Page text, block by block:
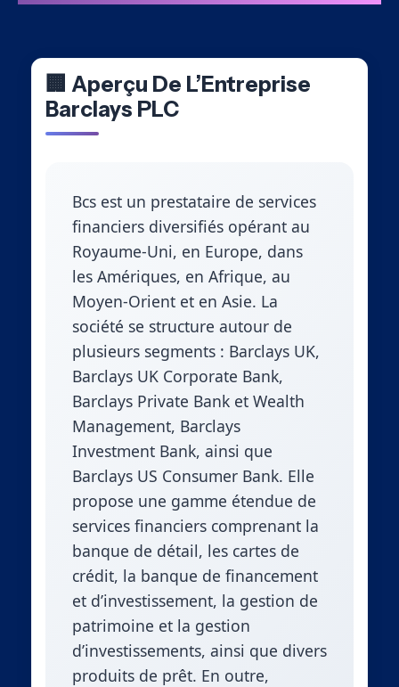
🏢 Aperçu De L’Entreprise
Barclays PLC
Bcs est un prestataire de services
financiers diversifiés opérant au
Royaume-Uni, en Europe, dans
les Amériques, en Afrique, au
Moyen-Orient et en Asie. La
société se structure autour de
plusieurs segments : Barclays UK,
Barclays UK Corporate Bank,
Barclays Private Bank et Wealth
Management, Barclays
Investment Bank, ainsi que
Barclays US Consumer Bank. Elle
propose une gamme étendue de
services financiers comprenant la
banque de détail, les cartes de
crédit, la banque de financement
et d’investissement, la gestion de
patrimoine et la gestion
d’investissements, ainsi que divers
produits de prêt. En outre,